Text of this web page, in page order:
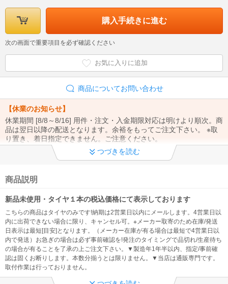
購入手続きに進む
次の画面で重要項目を必ず確認ください
お気に入りに追加
商品についてお問い合わせ
【休業のお知らせ】
休業期間 [8/8～8/16] 用件・注文・入金期限対応は明けより順次。商
品は翌日以降の配送となります。余裕をもってご注文下さい。 ※取
り置き、着日指定できません。ご注意ください。
ん）②お問合せは「メール」でお願い致します。③お支払い方法・
【※重要※】
@kaago.comドメインを 必ず受信許可してください！ ※発送のご連
絡、入金先の案内メールが確認出来なくなる為
◆ 製造年について
【製造1年半以内】※製造年、国の指定・事前確認不可、過度に拘る
方は注文をお控え下さい（問い合わせをしても対応できません。）
つづきを読む
商品説明
新品未使用・タイヤ１本の税込価格にて表示しております
こちらの商品はタイヤのみです!納期は2営業日以内にメールします。4営業日以
内に出荷できない場合に限り、キャンセル可。※メーカー取寄のため在庫/発送
日表示は最短[目安]となります。（メーカー在庫が有る場合は最短で4営業日以
内で発送）お急ぎの場合は必ず事前確認を!発注のタイミングで品切れ/生産待ち
の場合が有ることを了承の上ご注文下さい。▼製造年1年半以内、指定/事前確
認は固くお断りします。本数分揃うとは限りません。▼当店は通販専門です。
取付作業は行っておりません。